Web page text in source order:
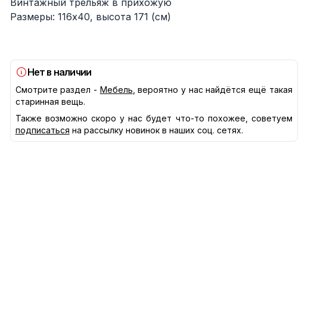
Винтажный трельяж в прихожую
Размеры: 116х40, высота 171 (см)
Нет в наличии
Смотрите раздел - Мебель , вероятно у нас найдётся ещё такая
старинная вещь.
Также возможно скоро у нас будет что-то похожее, советуем
подписаться на рассылку новинок в наших соц. сетях.